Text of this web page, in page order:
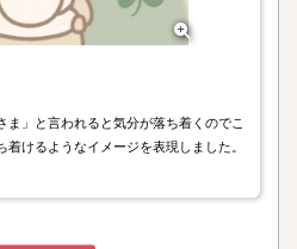
ま」と言われると気分が落ち着くのでこ
けるようなイメージを表現しました。